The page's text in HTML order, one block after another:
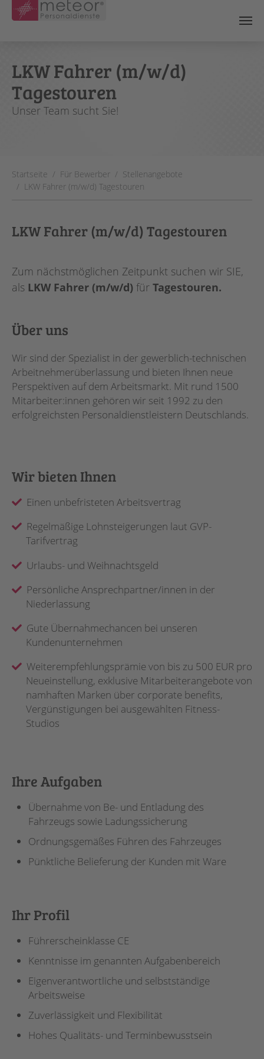
LKW Fahrer (m/w/d)
Tagestouren
Unser Team sucht Sie!
Startseite Für Bewerber
Stellenangebote
LKW Fahrer (m/w/d) Tagestouren
LKW Fahrer (m/w/d) Tagestouren
Zum nächstmöglichen Zeitpunkt suchen wir SIE,
als LKW Fahrer (m/w/d) für Tagestouren.
Über uns
Wir sind der Spezialist in der gewerblich-technischen
Arbeitnehmerüberlassung und bieten Ihnen neue
Perspektiven auf dem Arbeitsmarkt. Mit rund 1500
Mitarbeiter:innen gehören wir seit 1992 zu den
erfolgreichsten Personaldienstleistern Deutschlands.
Ihre Aufgaben
Übernahme von Be- und Entladung des
Fahrzeugs sowie Ladungssicherung
Ordnungsgemäßes Führen des Fahrzeuges
Pünktliche Belieferung der Kunden mit Ware
Ihr Profil
Führerscheinklasse CE
Kenntnisse im genannten Aufgabenbereich
Eigenverantwortliche und selbstständige
Arbeitsweise
Zuverlässigkeit und Flexibilität
Hohes Qualitäts- und Terminbewusstsein
Wir bieten Ihnen
Einen unbefristeten Arbeitsvertrag
Regelmäßige Lohnsteigerungen laut GVP-
Tarifvertrag
Urlaubs- und Weihnachtsgeld
Persönliche Ansprechpartner/innen in der
Niederlassung
Gute Übernahmechancen bei unseren
Kundenunternehmen
Weiterempfehlungsprämie von bis zu 500 EUR pro
Neueinstellung, exklusive Mitarbeiterangebote von
namhaften Marken über corporate benefits,
Vergünstigungen bei ausgewählten Fitness-
Studios